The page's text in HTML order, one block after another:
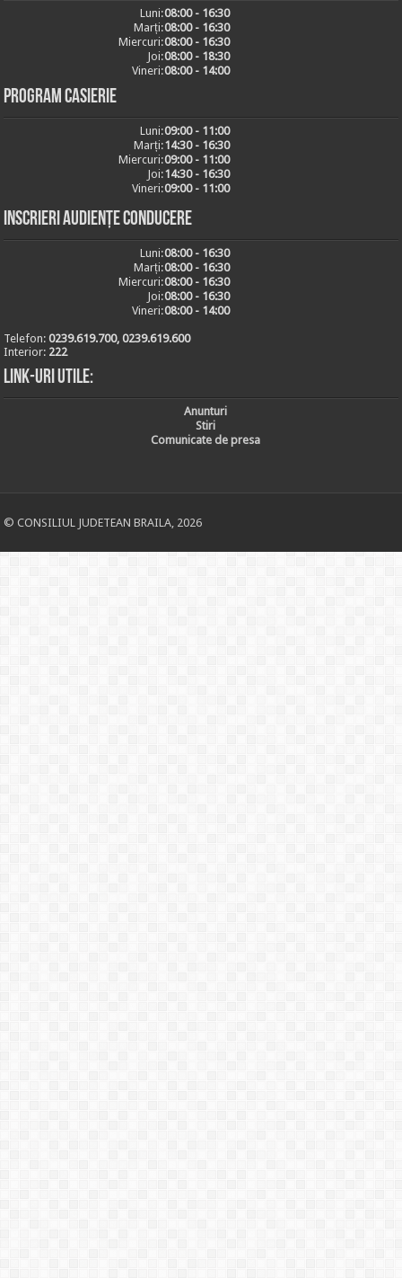
Luni:08:00 - 16:30
Marți:08:00 - 16:30
Miercuri:08:00 - 16:30
Joi:08:00 - 18:30
Vineri:08:00 - 14:00
Program casierie
Luni:09:00 - 11:00
Marți:14:30 - 16:30
Miercuri:09:00 - 11:00
Joi:14:30 - 16:30
Vineri:09:00 - 11:00
Inscrieri audiențe conducere
Luni:08:00 - 16:30
Marți:08:00 - 16:30
Miercuri:08:00 - 16:30
Joi:08:00 - 16:30
Vineri:08:00 - 14:00
Telefon:0239.619.700, 0239.619.600
Interior: 222
Link-uri utile:
Anunturi
Stiri
Comunicate de presa
© CONSILIUL JUDETEAN BRAILA, 2026